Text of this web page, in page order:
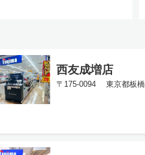
西友成増店
〒175-0094 東京都板